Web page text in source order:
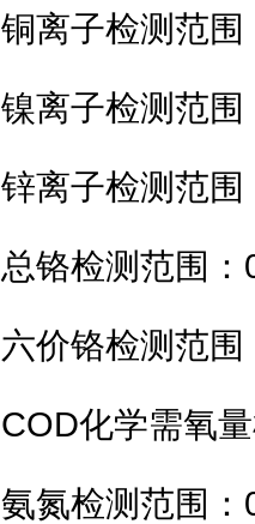
铜离子检测范围
镍离子检测范围
锌离子检测范围
总铬检测范围：
六价铬检测范
COD化学需氧
氨氮检测范围：